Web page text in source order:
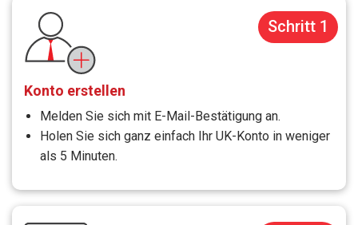
Schritt 1
Konto erstellen
Melden Sie sich mit E-Mail-Bestätigung an.
Holen Sie sich ganz einfach Ihr UK-Konto in weniger
als 5 Minuten.